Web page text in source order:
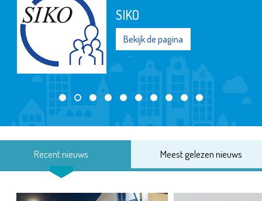
SIKO
Bekijk de pagina
Recent nieuws Meest gelezen nieuws